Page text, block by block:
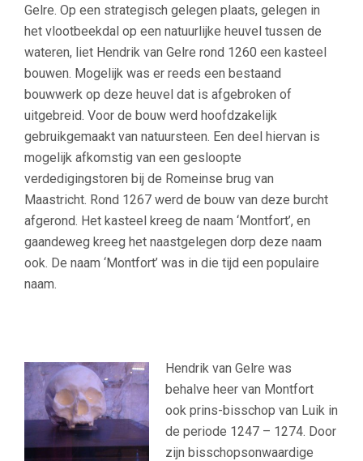
Gelre. Op een strategisch gelegen plaats, gelegen in
het vlootbeekdal op een natuurlijke heuvel tussen de
wateren, liet Hendrik van Gelre rond 1260 een kasteel
bouwen. Mogelijk was er reeds een bestaand
bouwwerk op deze heuvel dat is afgebroken of
uitgebreid. Voor de bouw werd hoofdzakelijk
gebruikgemaakt van natuursteen. Een deel hiervan is
mogelijk afkomstig van een gesloopte
verdedigingstoren bij de Romeinse brug van
Maastricht. Rond 1267 werd de bouw van deze burcht
afgerond. Het kasteel kreeg de naam ‘Montfort’, en
gaandeweg kreeg het naastgelegen dorp deze naam
ook. De naam ‘Montfort’ was in die tijd een populaire
naam.
Hendrik van Gelre was
behalve heer van Montfort
ook prins-bisschop van Luik in
de periode 1247 – 1274. Door
zijn bisschopsonwaardige